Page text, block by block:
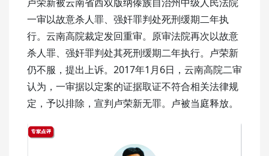
一审以故意杀人罪、强奸罪判处死刑缓期二年执
行。云南高院裁定发回重审。原审法院再次以故意
杀人罪、强奸罪判处其死刑缓期二年执行。卢荣新
仍不服，提出上诉。2017年1月6日，云南高院二审
认为，一审据以定案的证据取证不符合相关法律规
定，予以排除，宣判卢荣新无罪。卢被当庭释放。